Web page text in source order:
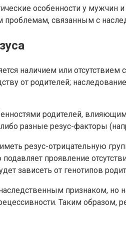
особенности у
связанным с
наличием или
от родителей;
родителей,
разные резус-факторы
резус-отрицательную
проявление
зависеть от генотипов
признаком,
Таким